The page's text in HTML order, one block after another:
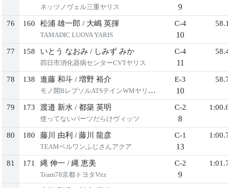
ネッツノヴェル三重ヤリス 9
76 160 松浦 雄一郎 / 大嶋 英揮
TAMADIC LUOVA YARIS
C-4
10
77 158 いとう なおみ / しみず みか
四日市消化器病センターCVTヤリス
C-4
11
78 138 進藤 和斗 / 増野 裕介
モノ開BレプソルATSテインWMヤリス2
E-3
10
79 173 渡邉 新水 / 都築 英明
使ってないパーツだらけヴィッツ
C-2
8
80 180 藤川 由利 / 藤川 龍彦
TEAMベルワンふじさんアクア
C-1
13
81 171 縄 伸一 / 縄 恵美
Team78京都トヨタVitz
C-2
9